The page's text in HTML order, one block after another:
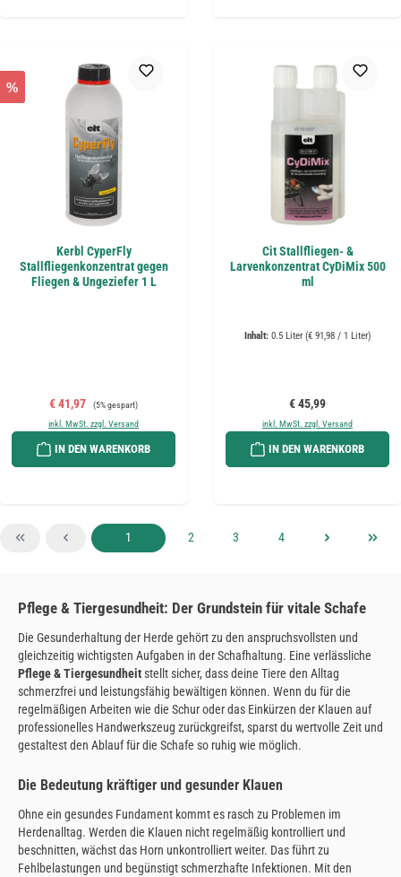
%
Kerbl CyperFly
Stallfliegenkonzentrat gegen
Fliegen & Ungeziefer 1 L
Verkaufspreis:
€ 41,97 Regulärer Preis:
(5% gespart)
inkl. MwSt. zzgl. Versand
IN DEN WARENKORB
Cit Stallfliegen- &
Larvenkonzentrat CyDiMix 500
ml
Inhalt: 0.5 Liter (€ 91,98 / 1 Liter)
Regulärer Preis:
€ 45,99
inkl. MwSt. zzgl. Versand
IN DEN WARENKORB
Seite
1 Seite
2 Seite
3 Seite
4
Pflege & Tiergesundheit: Der Grundstein für vitale Schafe
Die Gesunderhaltung der Herde gehört zu den anspruchsvollsten und
gleichzeitig wichtigsten Aufgaben in der Schafhaltung. Eine verlässliche
Pflege & Tiergesundheitstellt sicher, dass deine Tiere den Alltag
schmerzfrei und leistungsfähig bewältigen können. Wenn du für die
regelmäßigen Arbeiten wie die Schur oder das Einkürzen der Klauen auf
professionelles Handwerkszeug zurückgreifst, sparst du wertvolle Zeit und
gestaltest den Ablauf für die Schafe so ruhig wie möglich.
Die Bedeutung kräftiger und gesunder Klauen
Ohne ein gesundes Fundament kommt es rasch zu Problemen im
Herdenalltag. Werden die Klauen nicht regelmäßig kontrolliert und
beschnitten, wächst das Horn unkontrolliert weiter. Das führt zu
Fehlbelastungen und begünstigt schmerzhafte Infektionen. Mit den